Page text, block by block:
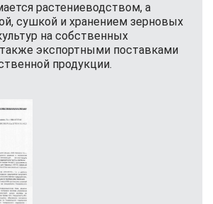
растениеводством, а
сушкой и хранением зерновых
на собственных
также экспортными поставками
продукции.